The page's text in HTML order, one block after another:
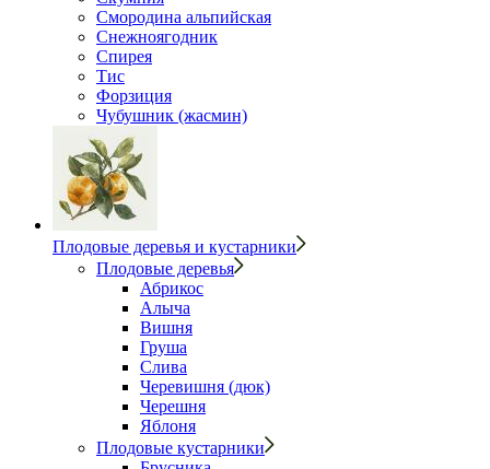
Смородина альпийская
Снежноягодник
Спирея
Тис
Форзиция
Чубушник (жасмин)
Плодовые деревья и кустарники
Плодовые деревья
Абрикос
Алыча
Вишня
Груша
Слива
Черевишня (дюк)
Черешня
Яблоня
Плодовые кустарники